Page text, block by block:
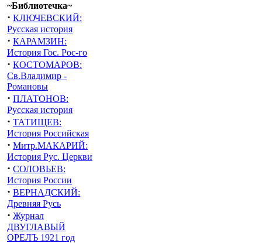
~Библиотечка~
· КЛЮЧЕВСКИЙ:
Русская история
· КАРАМЗИН:
История Гос. Рос-го
· КОСТОМАРОВ:
Св.Владимир -
Романовы
· ПЛАТОНОВ:
Русская история
· ТАТИЩЕВ:
История Российская
· Митр.МАКАРИЙ:
История Рус. Церкви
· СОЛОВЬЕВ:
История России
· ВЕРНАДСКИЙ:
Древняя Русь
· Журнал
ДВУГЛАВЫЙ
ОРЕЛЪ 1921 год